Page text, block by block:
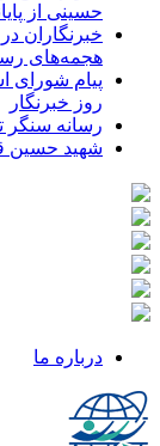
حسینی از
خبرنگاران
هجمه‌های
پیام
روز خبرنگار
رسانه سنگر
شهید حسین
درباره ما